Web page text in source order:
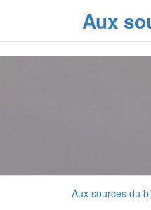
Aux
Aux sources du